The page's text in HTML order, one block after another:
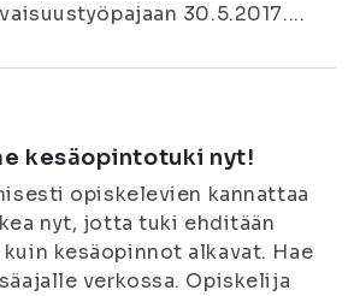
30.5.2017....
kesäopintotuki nyt!
opiskelevien kannattaa
nyt, jotta tuki ehditään
kesäopinnot alkavat. Hae
verkossa. Opiskelija